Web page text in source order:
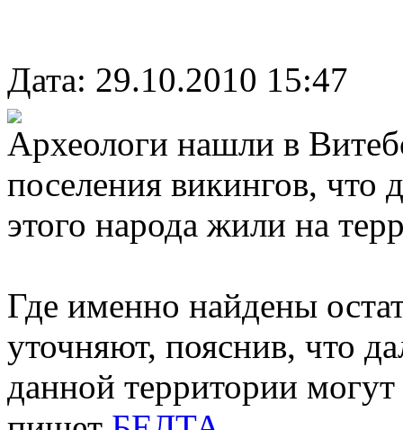
Дата: 29.10.2010 15:47
Археологи нашли в
поселения викингов, что
этого народа жили на
Где именно найдены
уточняют, пояснив, что
данной территории